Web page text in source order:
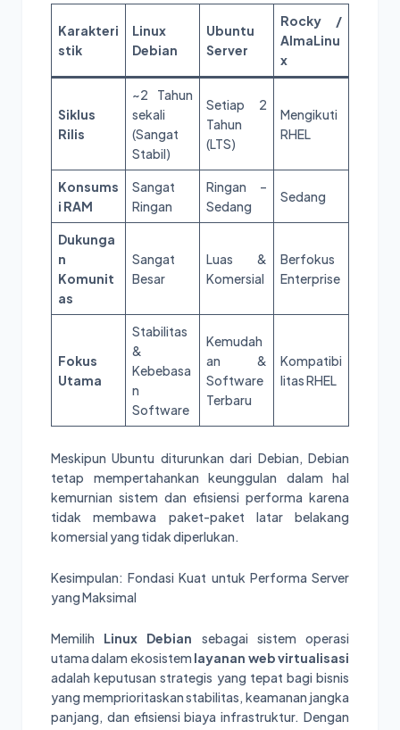
Karakteri
stik
Linux
Debian
Ubuntu
Server
Rocky /
AlmaLinu
x
Siklus
Rilis
~2 Tahun
sekali
(Sangat
Stabil)
Setiap 2
Tahun
(LTS)
Mengikuti
RHEL
Konsums
i RAM
Sangat
Ringan
Ringan –
Sedang
Sedang
Dukunga
n
Komunit
as
Sangat
Besar
Luas &
Komersial
Berfokus
Enterprise
Fokus
Utama
Stabilitas
&
Kebebasa
n
Software
Kemudah
an &
Software
Terbaru
Kompatibi
litas RHEL
Meskipun Ubuntu diturunkan dari Debian, Debian
tetap mempertahankan keunggulan dalam hal
kemurnian sistem dan efisiensi performa karena
tidak membawa paket-paket latar belakang
komersial yang tidak diperlukan.
Kesimpulan: Fondasi Kuat untuk Performa Server
yang Maksimal
Memilih Linux Debian sebagai sistem operasi
utama dalam ekosistem layanan web virtualisasi
adalah keputusan strategis yang tepat bagi bisnis
yang memprioritaskan stabilitas, keamanan jangka
panjang, dan efisiensi biaya infrastruktur. Dengan